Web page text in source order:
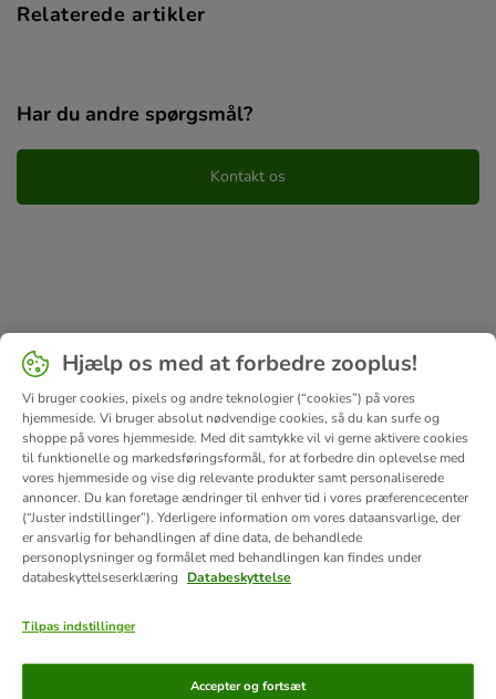
Relaterede artikler
Har du andre spørgsmål?
Kontakt os
Betalingsformer
Hjælp os med at forbedre zooplus!
Vi bruger cookies, pixels og andre teknologier (“cookies”) på vores
hjemmeside. Vi bruger absolut nødvendige cookies, så du kan surfe og
shoppe på vores hjemmeside. Med dit samtykke vil vi gerne aktivere cookies
til funktionelle og markedsføringsformål, for at forbedre din oplevelse med
vores hjemmeside og vise dig relevante produkter samt personaliserede
annoncer. Du kan foretage ændringer til enhver tid i vores præferencecenter
(“Juster indstillinger”). Yderligere information om vores dataansvarlige, der
er ansvarlig for behandlingen af ​​dine data, de behandlede
personoplysninger og formålet med behandlingen kan findes under
databeskyttelseserklæring
Databeskyttelse
Tilpas indstillinger
Accepter og fortsæt